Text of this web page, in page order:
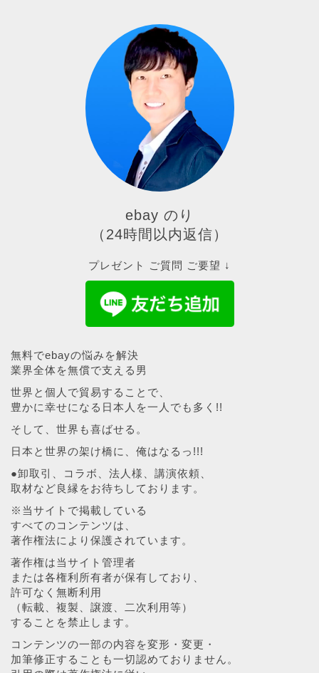
ebay のり
（24時間以内返信）
プレゼント ご質問 ご要望 ↓
無料でebayの悩みを解決
業界全体を無償で支える男
世界と個人で貿易することで、
豊かに幸せになる日本人を一人でも多く!!
そして、世界も喜ばせる。
日本と世界の架け橋に、俺はなるっ!!!
●卸取引、コラボ、法人様、講演依頼、
取材など良縁をお待ちしております。
※当サイトで掲載している
すべてのコンテンツは、
著作権法により保護されています。
著作権は当サイト管理者
または各権利所有者が保有しており、
許可なく無断利用
（転載、複製、譲渡、二次利用等）
することを禁止します。
コンテンツの一部の内容を変形・変更・
加筆修正することも一切認めておりません。